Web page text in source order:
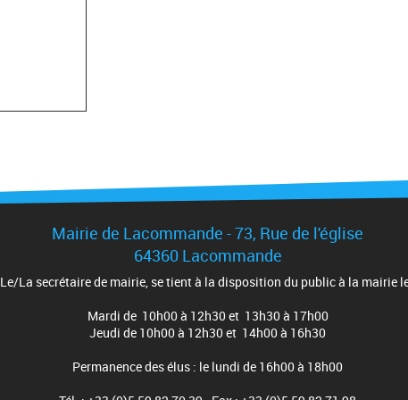
Mairie de Lacommande - 73, Rue de l'église
64360 Lacommande
Le/La secrétaire de mairie, se tient à la disposition du public à la mairie
Mardi de 10h00 à 12h30 et 13h30 à 17h00
Jeudi de 10h00 à 12h30 et 14h00 à 16h30
Permanence des élus : le lundi de 16h00 à 18h00